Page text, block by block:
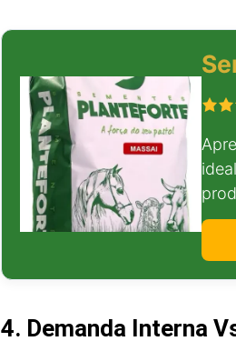
4. Demanda Interna